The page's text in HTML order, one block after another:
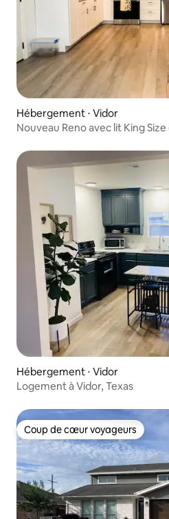
Hébergement ⋅ Vidor
Nouveau Reno avec lit King
Hébergement ⋅ Vidor
Logement à Vidor, Texas
Coup de cœur voyageurs
Coup de cœur voyageurs